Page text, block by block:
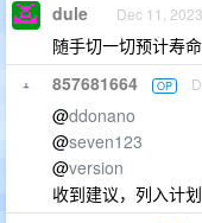
dule Dec 11, 2023
随手切一切预计寿
857681664 OP
@ddonano
@seven123
@version
收到建议，列入计划